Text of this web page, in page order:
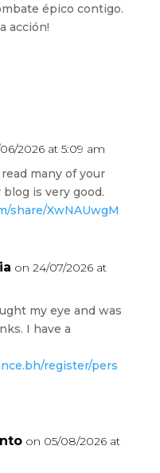
épico contigo.
acción!
2026 at 5:09 am
many of your
is very good.
share/XwNAUwgM
on 24/07/2026 at
my eye and was
I have a
register/pers
on 05/08/2026 at